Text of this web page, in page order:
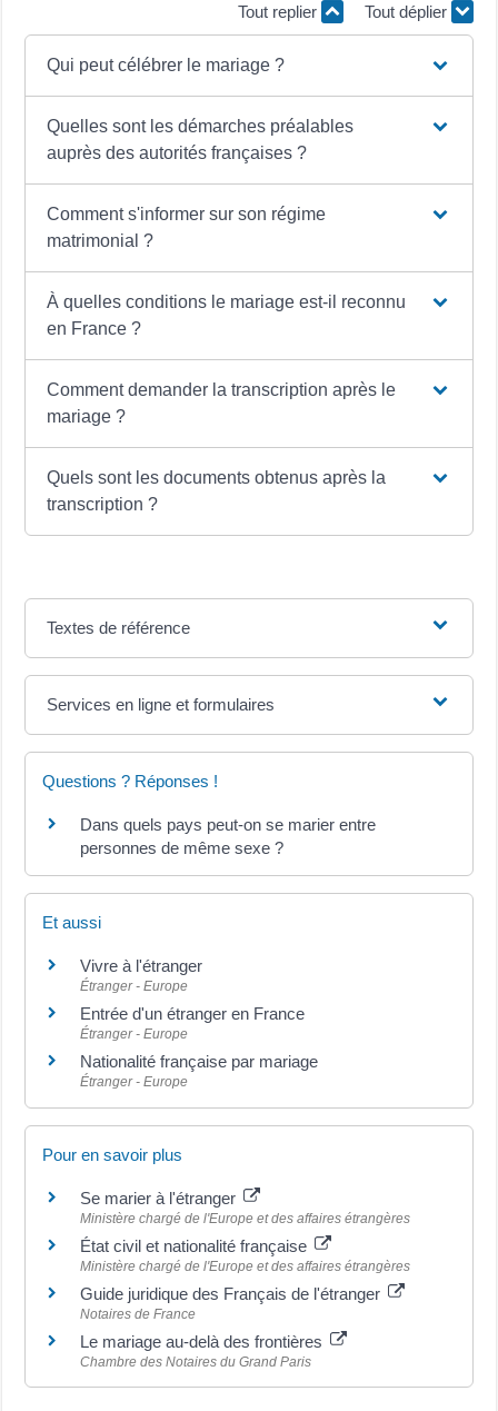
Tout replier Tout déplier
Qui peut célébrer le mariage ?
Quelles sont les démarches préalables
auprès des autorités françaises ?
Comment s'informer sur son régime
matrimonial ?
À quelles conditions le mariage est-il reconnu
en France ?
Comment demander la transcription après le
mariage ?
Quels sont les documents obtenus après la
transcription ?
Textes de référence
Services en ligne et formulaires
Questions ? Réponses !
Dans quels pays peut-on se marier entre
personnes de même sexe ?
Et aussi
Vivre à l'étranger
Étranger - Europe
Entrée d'un étranger en France
Étranger - Europe
Nationalité française par mariage
Étranger - Europe
Pour en savoir plus
Se marier à l'étranger
Ministère chargé de l'Europe et des affaires étrangères
État civil et nationalité française
Ministère chargé de l'Europe et des affaires étrangères
Guide juridique des Français de l'étranger
Notaires de France
Le mariage au-delà des frontières
Chambre des Notaires du Grand Paris